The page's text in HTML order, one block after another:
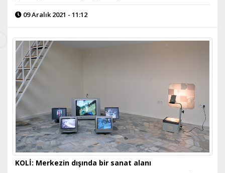
09 Aralık 2021 - 11:12
KOLİ: Merkezin dışında bir sanat alanı